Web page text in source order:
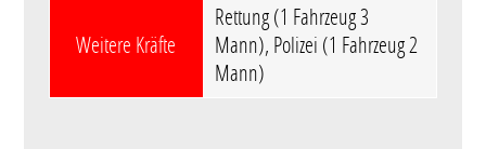
Weitere Kräfte
Rettung (1 Fahrzeug 3
Mann), Polizei (1 Fahrzeug 2
Mann)